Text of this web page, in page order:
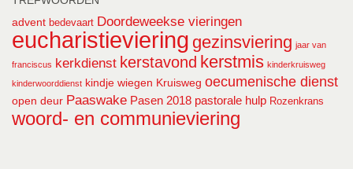
advent bedevaart Doordeweekse vieringen
eucharistieviering gezinsviering jaar van
franciscus kerkdienst kerstavond kerstmis kinderkruisweg
kinderwoorddienst kindje wiegen Kruisweg oecumenische dienst
open deur Paaswake Pasen 2018 pastorale hulp Rozenkrans
woord- en communieviering